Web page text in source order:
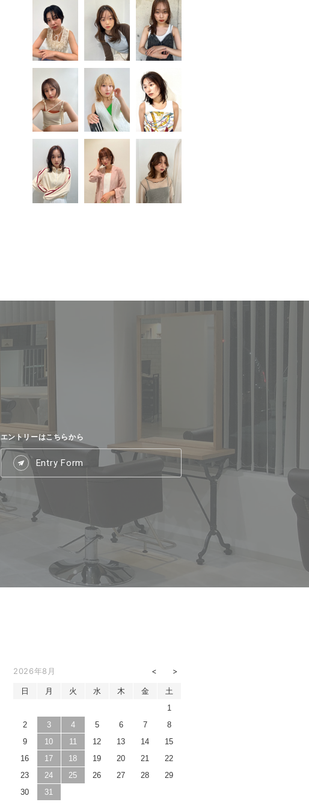
エントリーはこちらから
Entry Form
2026年8月
日 月 火 水 木 金
土
1
2
3 4 5 6 7
8
9
10 11 12 13 14
15
16
17 18 19 20 21
22
23
24 25 26 27 28
29
30
31